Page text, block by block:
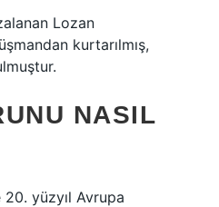
Lozan
kurtarılmış,
NASIL
yüzyıl Avrupa